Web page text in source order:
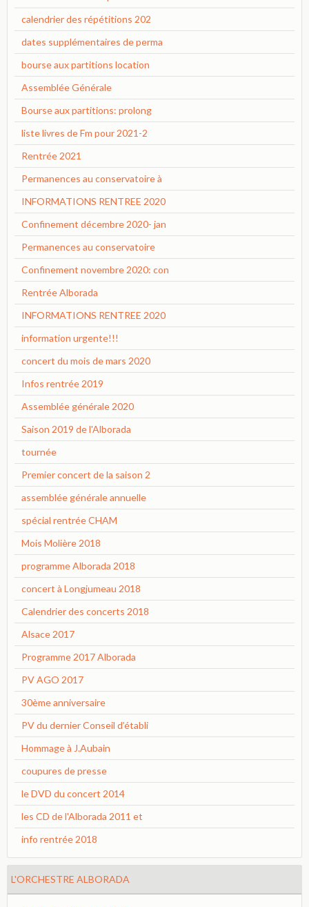
calendrier des répétitions 202
dates supplémentaires de perma
bourse aux partitions location
Assemblée Générale
Bourse aux partitions: prolong
liste livres de Fm pour 2021-2
Rentrée 2021
Permanences au conservatoire à
INFORMATIONS RENTREE 2020
Confinement décembre 2020- jan
Permanences au conservatoire
Confinement novembre 2020: con
Rentrée Alborada
INFORMATIONS RENTREE 2020
information urgente!!!
concert du mois de mars 2020
Infos rentrée 2019
Assemblée générale 2020
Saison 2019 de l'Alborada
tournée
Premier concert de la saison 2
assemblée générale annuelle
spécial rentrée CHAM
Mois Molière 2018
programme Alborada 2018
concert à Longjumeau 2018
Calendrier des concerts 2018
Alsace 2017
Programme 2017 Alborada
PV AGO 2017
30ème anniversaire
PV du dernier Conseil d’établi
Hommage à J.Aubain
coupures de presse
le DVD du concert 2014
les CD de l'Alborada 2011 et
info rentrée 2018
L'ORCHESTRE ALBORADA